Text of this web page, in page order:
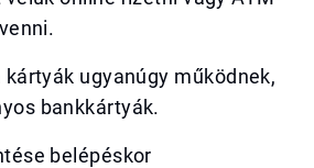
kártyák ugyanúgy működnek,
bankkártyák.
belépéskor